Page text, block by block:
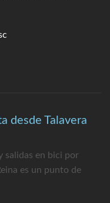
desde Talavera
salidas en bici por
es un punto de